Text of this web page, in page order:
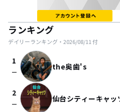
ランキング
デイリーランキング・ 2026/08/11 付
1
check_indeterminate_small the奥歯's
2
check_indeterminate_small 仙台シティーキャッ